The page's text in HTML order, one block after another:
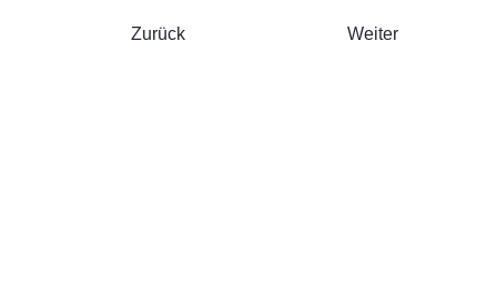
Zurück Weiter